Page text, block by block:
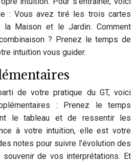
: Vous avez tiré les trois cartes
la Maison et le Jardin. Comment
? Prenez le temps de
intuition vous guider.
de votre pratique du GT, voici
: Prenez le temps
le tableau et de ressentir les
à votre intuition, elle est votre
notes pour suivre l’évolution des
de vos interprétations. Et